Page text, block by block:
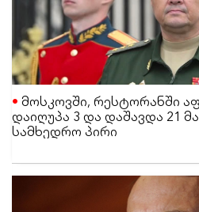
მოსკოვში, რესტორანში
დაიღუპა 3 და დაშავდა 21
სამხედრო პირი